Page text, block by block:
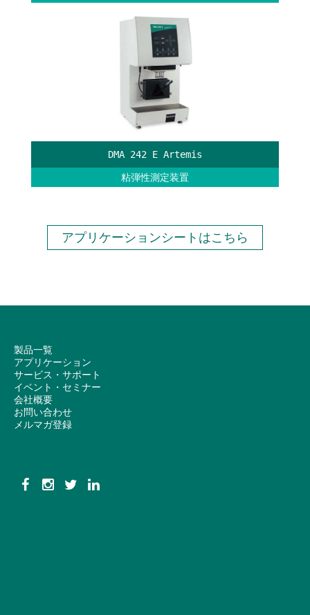
DMA 242 E Artemis
粘弾性測定装置
アプリケーションシートはこちら
製品一覧
アプリケーション
サービス・サポート
イベント・セミナー
会社概要
お問い合わせ
メルマガ登録